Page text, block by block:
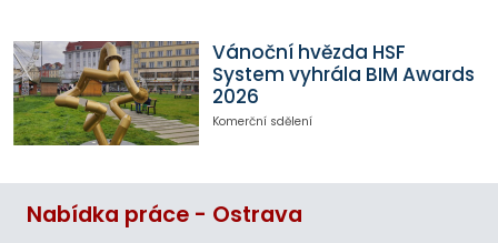
Vánoční hvězda HSF
System vyhrála BIM Awards
2026
Komerční sdělení
Nabídka práce - Ostrava